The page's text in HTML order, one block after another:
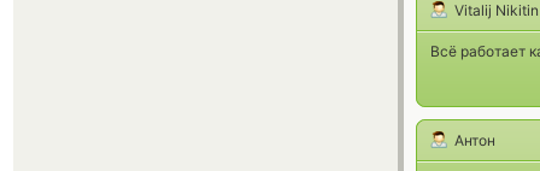
Vitalij Nikitin
Всё работает
Антон